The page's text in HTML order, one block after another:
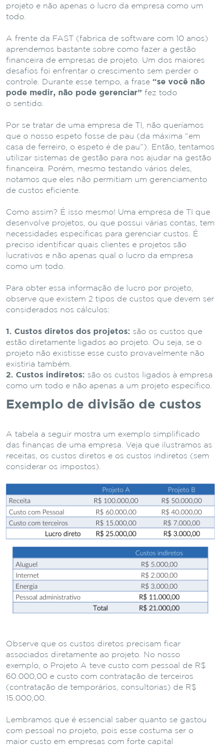
projeto e não apenas o lucro da empresa como um
todo.
A frente da FAST (fabrica de software com 10 anos)
aprendemos bastante sobre como fazer a gestão
financeira de empresas de projeto. Um dos maiores
desafios foi enfrentar o crescimento sem perder o
controle. Durante esse tempo, a frase “se você não
pode medir, não pode gerenciar” fez todo
o sentido.
Por se tratar de uma empresa de TI, não queríamos
que o nosso espeto fosse de pau (da máxima “em
casa de ferreiro, o espeto é de pau”). Então, tentamos
utilizar sistemas de gestão para nos ajudar na gestão
financeira. Porém, mesmo testando vários deles,
notamos que eles não permitiam um gerenciamento
de custos eficiente.
Como assim? É isso mesmo! Uma empresa de TI que
desenvolve projetos, ou que possui várias contas, tem
necessidades específicas para gerenciar custos. É
preciso identificar quais clientes e projetos são
lucrativos e não apenas qual o lucro da empresa
como um todo.
Para obter essa informação de lucro por projeto,
observe que existem 2 tipos de custos que devem ser
considerados nos cálculos:
1. Custos diretos dos projetos: são os custos que
estão diretamente ligados ao projeto. Ou seja, se o
projeto não existisse esse custo provavelmente não
existiria também.
2. Custos indiretos: são os custos ligados à empresa
como um todo e não apenas a um projeto específico.
Exemplo de divisão de custos
A tabela a seguir mostra um exemplo simplificado
das finanças de uma empresa. Veja que ilustramos as
receitas, os custos diretos e os custos indiretos (sem
considerar os impostos).
Observe que os custos diretos precisam ficar
associados diretamente ao projeto. No nosso
exemplo, o Projeto A teve custo com pessoal de R$
60.000,00 e custo com contratação de terceiros
(contratação de temporários, consultorias) de R$
15.000,00.
Lembramos que é essencial saber quanto se gastou
com pessoal no projeto, pois esse costuma ser o
maior custo em empresas com forte capital